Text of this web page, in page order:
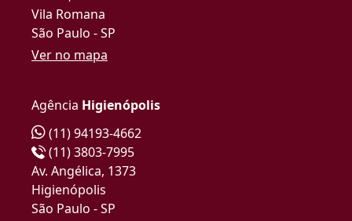
Vila Romana
São Paulo - SP
Ver no mapa
Agência Higienópolis
(11) 94193-4662
(11) 3803-7995
Av. Angélica, 1373
Higienópolis
São Paulo - SP